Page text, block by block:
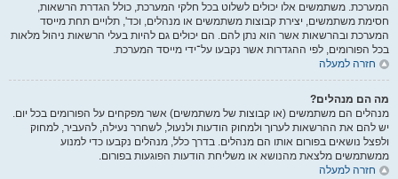
המערכת. משתמשים אלו יכולים לשלוט בכל חלקי המערכת, כולל הגדרת הרשאות,
חסימת משתמשים, יצירת קבוצות משתמשים או מנהלים, וכד', תלויים תחת מייסד
המערכת ובהרשאות אשר הוא נתן להם. הם יכולים גם להיות בעלי הרשאות ניהול מלאות
בכל הפורומים, לפי ההגדרות אשר נקבעו על־ידי מייסד המערכת.
חזרה למעלה
מה הם מנהלים?
מנהלים הם משתמשים (או קבוצות של משתמשים) אשר מפקחים על הפורומים בכל יום.
יש להם את ההרשאות לערוך ולמחוק הודעות ולנעול, לשחרר נעילה, להעביר, למחוק
ולפצל נושאים בפורום אותו הם מנהלים. בדרך כלל, מנהלים נקבעו כדי למנוע
ממשתמשים מלצאת מהנושא או משליחת הודעות הפוגעות בפורום.
חזרה למעלה